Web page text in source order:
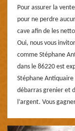
Pour assurer la
pour ne perdre
cave afin de les
Oui, nous vous
comme Stéphane
dans le 86220 est
Stéphane Antiquaire
débarras grenier et
l’argent. Vous